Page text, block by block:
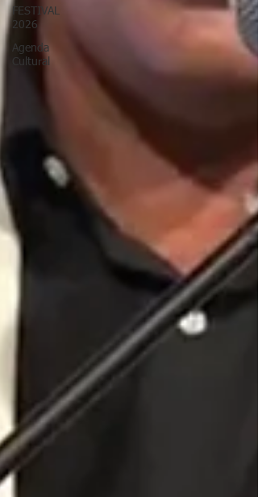
FESTIVAL
2026
Agenda
Cultural